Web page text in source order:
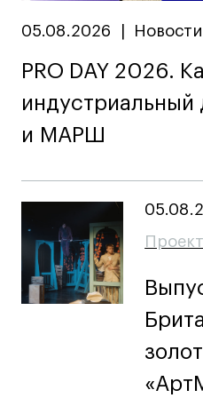
Ассоциация выпускников
Центр карьеры
Живые проекты
Летние стажировки
Проекты студентов
Работы студентов
«Живые» проекты
Участие в выставках
05.08.2026 Новости
PRO DAY 2026.
индустриальный
и МАРШ